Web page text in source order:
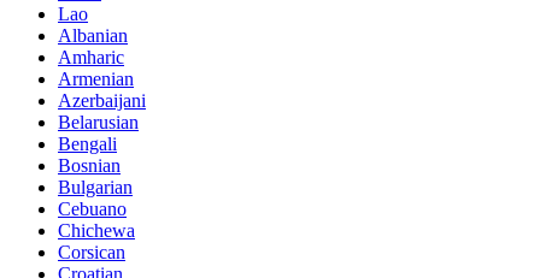
Lao
Albanian
Amharic
Armenian
Azerbaijani
Belarusian
Bengali
Bosnian
Bulgarian
Cebuano
Chichewa
Corsican